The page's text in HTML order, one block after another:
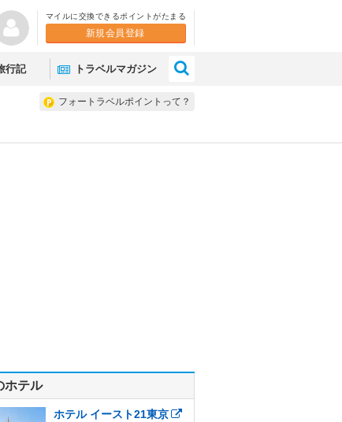
マイルに交換できるポイントがたまる
新規会員登録
行記 トラベルマガジン
フォートラベルポイントって？
ホテル
ホテル イースト21東京